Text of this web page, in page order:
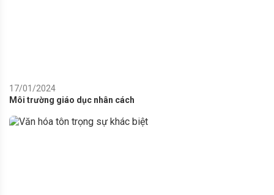
17/01/2024
Môi trường giáo dục nhân cách